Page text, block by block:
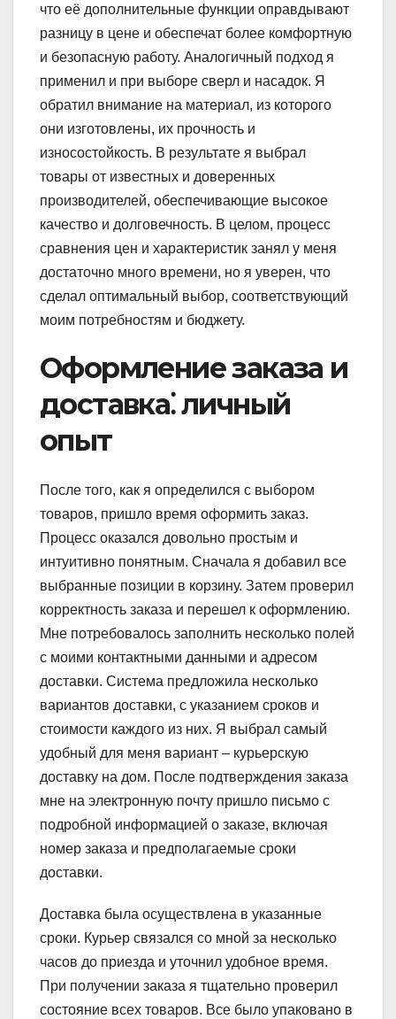
что её дополнительные функции оправдывают
разницу в цене и обеспечат более комфортную
и безопасную работу. Аналогичный подход я
применил и при выборе сверл и насадок. Я
обратил внимание на материал, из которого
они изготовлены, их прочность и
износостойкость. В результате я выбрал
товары от известных и доверенных
производителей, обеспечивающие высокое
качество и долговечность. В целом, процесс
сравнения цен и характеристик занял у меня
достаточно много времени, но я уверен, что
сделал оптимальный выбор, соответствующий
моим потребностям и бюджету.
Оформление заказа и
доставка⁚ личный
опыт
После того, как я определился с выбором
товаров, пришло время оформить заказ.
Процесс оказался довольно простым и
интуитивно понятным. Сначала я добавил все
выбранные позиции в корзину. Затем проверил
корректность заказа и перешел к оформлению.
Мне потребовалось заполнить несколько полей
с моими контактными данными и адресом
доставки. Система предложила несколько
вариантов доставки, с указанием сроков и
стоимости каждого из них. Я выбрал самый
удобный для меня вариант – курьерскую
доставку на дом. После подтверждения заказа
мне на электронную почту пришло письмо с
подробной информацией о заказе, включая
номер заказа и предполагаемые сроки
доставки.
Доставка была осуществлена в указанные
сроки. Курьер связался со мной за несколько
часов до приезда и уточнил удобное время.
При получении заказа я тщательно проверил
состояние всех товаров. Все было упаковано в